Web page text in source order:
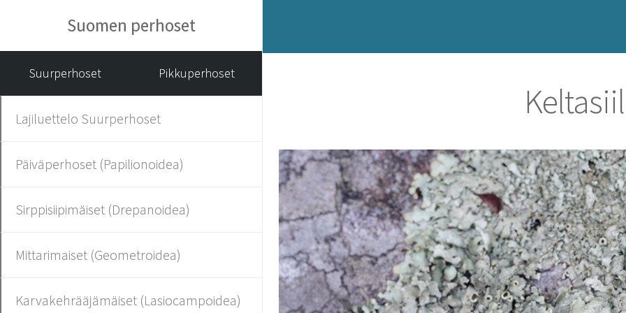
Suomen perhoset
Suurperhoset Pikkuperhoset
Lajiluettelo Suurperhoset
Päiväperhoset (Papilionoidea)
Sirppisiipimäiset (Drepanoidea)
Mittarimaiset (Geometroidea)
Karvakehrääjämäiset (Lasiocampoidea)